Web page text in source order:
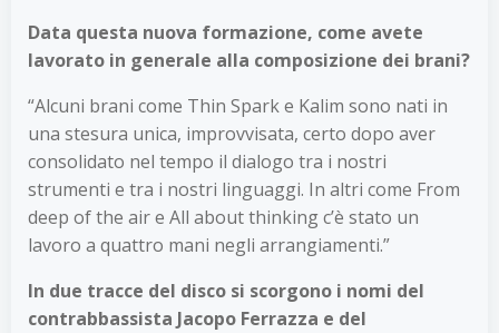
Data questa nuova formazione, come avete
lavorato in generale alla composizione dei brani?
“Alcuni brani come Thin Spark e Kalim sono nati in
una stesura unica, improvvisata, certo dopo aver
consolidato nel tempo il dialogo tra i nostri
strumenti e tra i nostri linguaggi. In altri come From
deep of the air e All about thinking c’è stato un
lavoro a quattro mani negli arrangiamenti.”
In due tracce del disco si scorgono i nomi del
contrabbassista Jacopo Ferrazza e del